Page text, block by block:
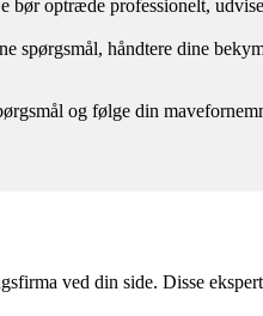
optræde professionelt,
spørgsmål, håndtere dine
og følge din
ved din side. Disse